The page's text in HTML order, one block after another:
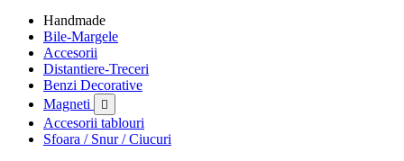
Handmade
Bile-Margele
Accesorii
Distantiere-Treceri
Benzi Decorative
Magneti

Accesorii tablouri
Sfoara / Snur / Ciucuri